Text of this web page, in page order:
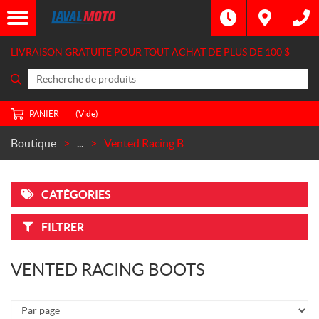
LIVRAISON GRATUITE POUR TOUT ACHAT DE PLUS DE 100 $
PANIER (Vide)
Boutique ...
CATÉGORIES
FILTRER
M
A
R
Q
U
Alpinestars
Leatt
C
O
U
L
R
Noir
(2)
VENTED RACING BOOTS